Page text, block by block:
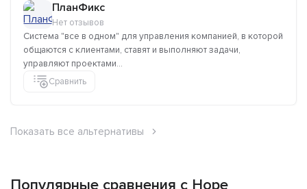
ПланФикс
Нет отзывов
Система "все в одном" для управления компанией, в которой
общаются с клиентами, ставят и выполняют задачи,
управляют проектами...
Сравнить
Показать все альтернативы